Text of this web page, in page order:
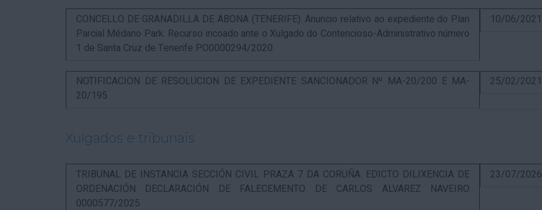
CONCELLO DE GRANADILLA DE ABONA (TENERIFE). Anuncio relativo ao expediente do Plan
Parcial Médano Park. Recurso incoado ante o Xulgado do Contencioso-Administrativo número
1 de Santa Cruz de Tenerife PO0000294/2020
10/06/2021
NOTIFICACION DE RESOLUCION DE EXPEDIENTE SANCIONADOR Nº MA-20/200 E MA-
20/195
25/02/2021
Xulgados e tribunais
TRIBUNAL DE INSTANCIA SECCIÓN CIVIL PRAZA 7 DA CORUÑA. EDICTO DILIXENCIA DE
ORDENACIÓN DECLARACIÓN DE FALECEMENTO DE CARLOS ALVAREZ NAVEIRO
0000577/2025
23/07/2026